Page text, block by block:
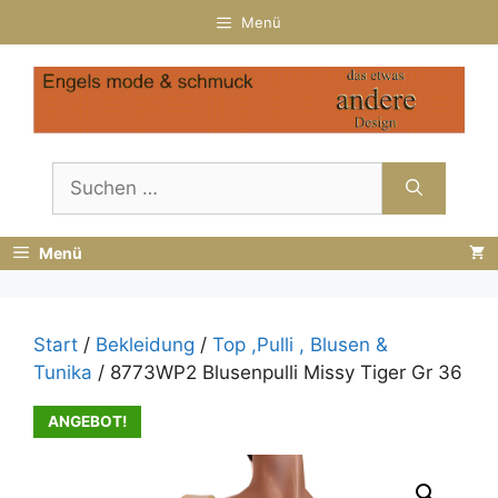
Inhalt
springen
Menü
nach:
Menü
Start / Bekleidung / Top ,Pulli , Blusen &
Tunika / 8773WP2 Blusenpulli Missy Tiger Gr 36
ANGEBOT!